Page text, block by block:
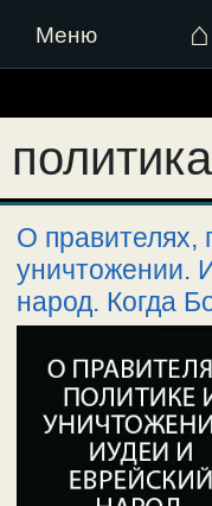
Меню ⌂
к
содержимому
политика
О правителях,
уничтожении.
народ. Когда